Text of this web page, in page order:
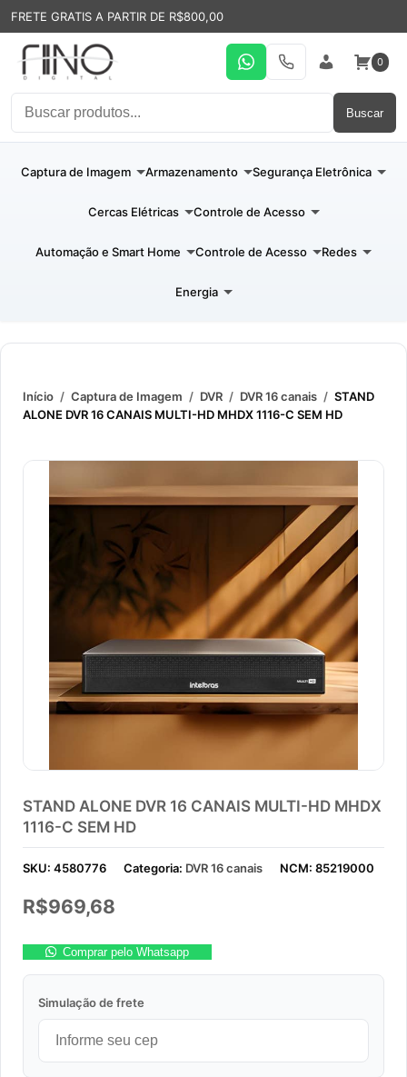
FRETE GRATIS A PARTIR DE R$800,00
Buscar
WhatsApp19 31994110
Entrar
0
Captura de Imagem Armazenamento Segurança Eletrônica
Cercas Elétricas Controle de Acesso
Automação e Smart Home Controle de Acesso Redes
Energia
Início / Captura de Imagem / DVR / DVR 16 canais / STAND
ALONE DVR 16 CANAIS MULTI-HD MHDX 1116-C SEM HD
STAND ALONE DVR 16 CANAIS MULTI-HD MHDX
1116-C SEM HD
SKU: 4580776 Categoria: DVR 16 canais NCM: 85219000
R$969,68
Comprar pelo Whatsapp
Simulação de frete